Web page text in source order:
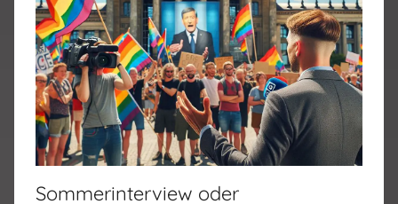
Sommerinterview oder